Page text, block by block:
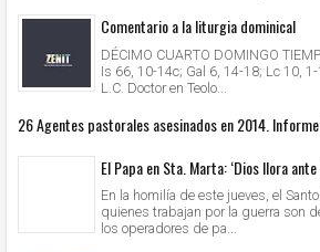
Comentario a la liturgia dominical
DÉCIMO CUARTO DOMINGO
Is 66, 10-14c; Gal 6, 14-18; Lc 10, 1-
L.C. Doctor en Teolo...
26 Agentes pastorales asesinados en 2014.
El Papa en Sta. Marta: ‘Dios llora
En la homilía de este jueves, el
quienes trabajan por la guerra son
los operadores de pa...